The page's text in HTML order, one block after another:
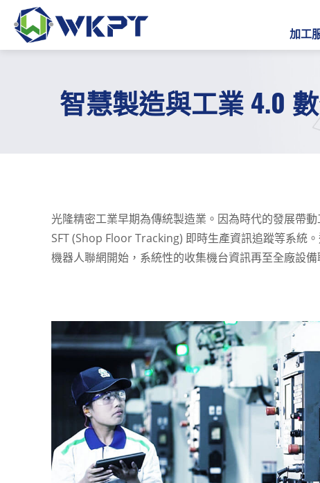
加工
智慧製造與工業 4.0
光隆精密工業早期為傳統製造業。因為時代的發展帶
SFT (Shop Floor Tracking) 即時生產資訊追蹤等系統
機器人聯網開始，系統性的收集機台資訊再至全廠設備
繁體中文
產業應用
光隆能力
智慧製造
加工設備
品質管理
公司簡介
支援中心